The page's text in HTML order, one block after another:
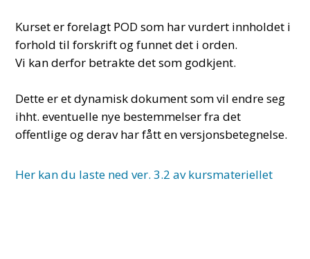
Kurset er forelagt POD som har vurdert innholdet i
forhold til forskrift og funnet det i orden.
Vi kan derfor betrakte det som godkjent.
Dette er et dynamisk dokument som vil endre seg
ihht. eventuelle nye bestemmelser fra det
offentlige og derav har fått en versjonsbetegnelse.
Her kan du laste ned ver. 3.2 av kursmateriellet